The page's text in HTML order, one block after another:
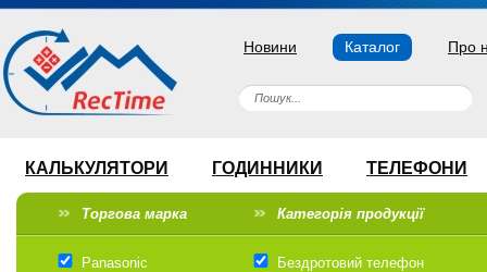
Новини Каталог Про
КАЛЬКУЛЯТОРИ ГОДИННИКИ ТЕЛЕФОНИ
Торгова марка Категорія продукції
Panasonic
Бездротовий телефон